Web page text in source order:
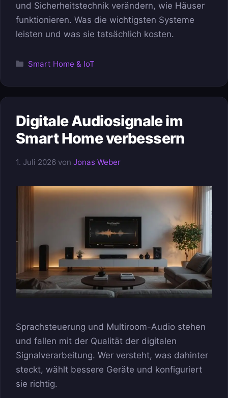
und Sicherheitstechnik verändern, wie Häuser
funktionieren. Was die wichtigsten Systeme
leisten und was sie tatsächlich kosten.
Kategorien
Smart Home & IoT
Digitale Audiosignale im
Smart Home verbessern
1. Juli 2026 von Jonas Weber
Sprachsteuerung und Multiroom-Audio stehen
und fallen mit der Qualität der digitalen
Signalverarbeitung. Wer versteht, was dahinter
steckt, wählt bessere Geräte und konfiguriert
sie richtig.